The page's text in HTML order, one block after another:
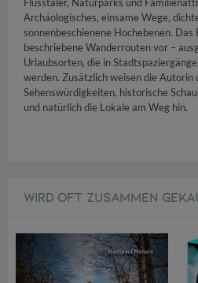
Archäologisches, einsame Wege,
sonnenbeschienene Hochebenen.
beschriebene Wanderrouten vor –
Urlaubsorten, die in
werden. Zusätzlich weisen die Autorin
Sehenswürdigkeiten, historische
und natürlich die Lokale am Weg hin.
WIRD OFT ZUSAMMEN